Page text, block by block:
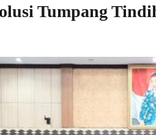
Tumpang